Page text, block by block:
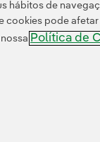
hábitos de
cookies pode afetar
Política de